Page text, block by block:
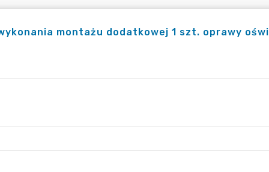
montażu dodatkowej 1 szt. oprawy